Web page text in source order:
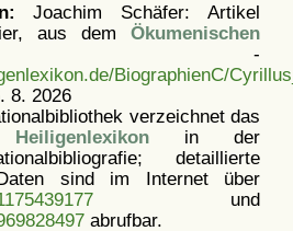
Joachim Schäfer: Artikel
aus dem Ökumenischen
BiographienC/
8. 2026
verzeichnet das
in der
detaillierte
sind im Internet über
und
abrufbar.